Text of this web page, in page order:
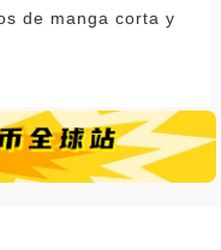
de manga corta y